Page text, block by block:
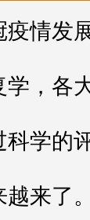
疫情发
学，各
学的
来了